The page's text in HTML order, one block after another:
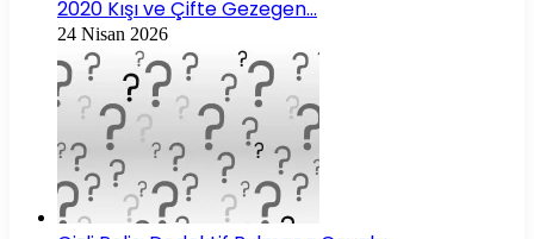
2020 Kışı ve Çifte Gezegen…
24 Nisan 2026